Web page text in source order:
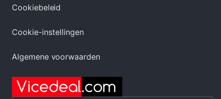
Cookiebeleid
Cookie-instellingen
Algemene voorwaarden